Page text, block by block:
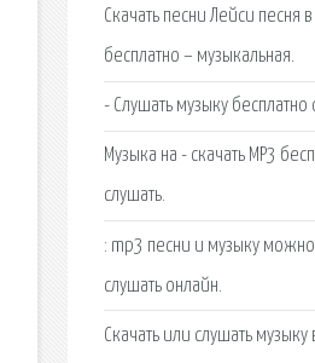
Скачать песни Лейси песня в
бесплатно – музыкальная.
- Слушать музыку бесплатно
Музыка на - скачать MP3
слушать.
: mp3 песни и музыку можно
слушать онлайн.
Скачать или слушать музыку